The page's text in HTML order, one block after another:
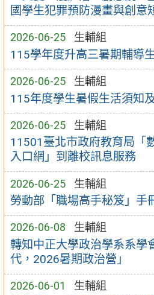
國學生犯罪預防漫畫與創意
2026-06-25 生輔組
115學年度升高三暑期輔導
2026-06-25 生輔組
115年度學生暑假生活須知
2026-06-25 生輔組
11501臺北市政府教育局「
入口網」到離校訊息服務
2026-06-25 生輔組
勞動部「職場高手秘笈」手
2026-06-08 生輔組
轉知中正大學政治學系系學
代，2026暑期政治營」
2026-06-01 生輔組